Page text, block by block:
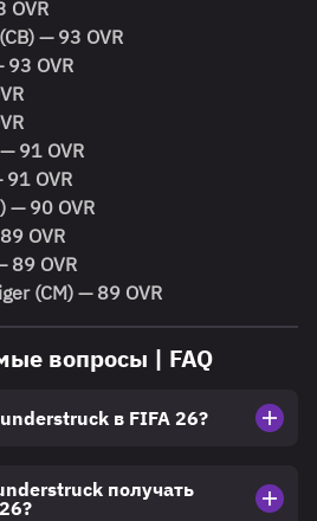
OVR
— 93 OVR
93 OVR
91 OVR
91 OVR
— 90 OVR
OVR
89 OVR
(CM) — 89 OVR
вопросы | FAQ
в FIFA 26?
получать